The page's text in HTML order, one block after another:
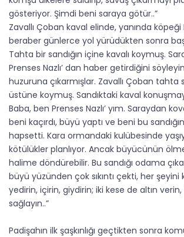
gösteriyor. Şimdi beni saraya götür..”
Zavallı Çoban kaval elinde, yanında köpeği
beraber günlerce yol yürüdükten sonra
Tahta bir sandığın içine kavalı koymuş.
Prenses Nazlı’ dan haber getirdiğini
huzuruna çıkarmışlar. Zavallı Çoban tahta
üstüne koymuş. Sandıktaki kaval
Baba, ben Prenses Nazlı’ yım. Saraydan
beni kaçırdı, büyü yaptı ve beni bu
hapsetti. Kara ormandaki kulübesinde
kötülükler planlıyor. Ancak büyücünün
halime döndürebilir. Bu sandığı odama
büyü yüzünden çok sıkıntı çekti, her
yedirin, içirin, giydirin; iki kese de altın
sağlayın..”
Padişahın ilk şaşkınlığı geçtikten sonra